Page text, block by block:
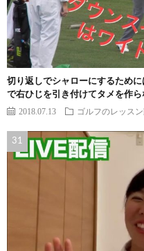
切り返しでシャローにするため
で右ひじを引き付けてタメを作ら
2018.07.13 ゴルフのレッス